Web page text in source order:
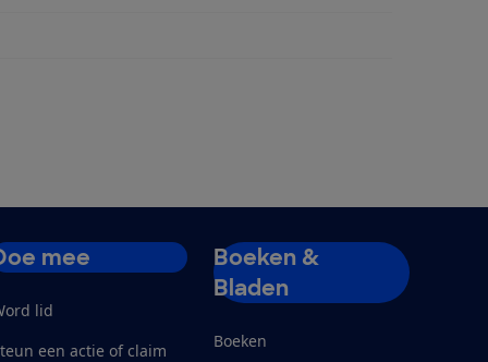
mee
lid
een actie of claim
Boeken &
Bladen
Boeken